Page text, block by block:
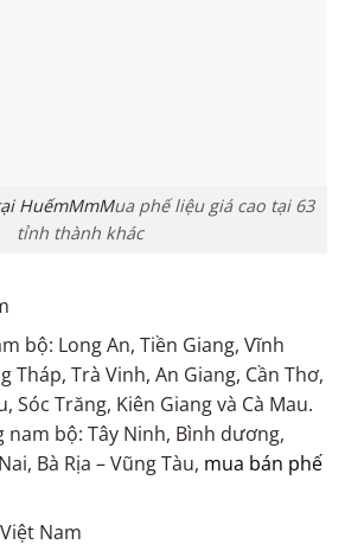
HuếmMmMua phế liệu giá cao tại 63
tỉnh thành khác
bộ: Long An, Tiền Giang, Vĩnh
Tháp, Trà Vinh, An Giang, Cần Thơ,
Sóc Trăng, Kiên Giang và Cà Mau.
nam bộ: Tây Ninh, Bình dương,
Bà Rịa – Vũng Tàu, mua bán phế
Nam